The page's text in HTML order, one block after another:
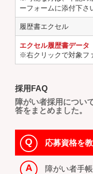
ーフォームに添付下さ
履歴書エクセル
エクセル履歴書データ
※右クリックで対象フ
採用FAQ
障がい者採用につい
答をまとめました。
応募資格を
障がい者手